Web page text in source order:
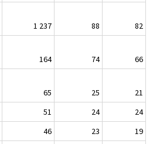
1 237 88
82
164 74
66
65 25
21
51 24
24
46 23
19